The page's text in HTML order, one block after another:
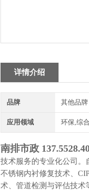
详情介绍
品牌 其他品牌
应用领域 环保,综
南排市政
技术服务的专业化公司。
不锈钢内衬修复技术、
术、管道检测与评估技术